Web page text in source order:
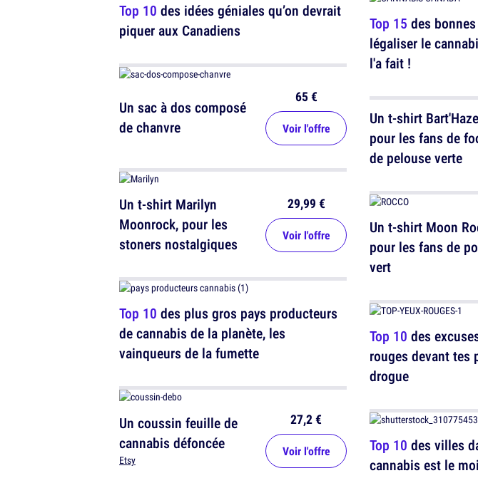
Top 10 des idées géniales qu’on devrait
piquer aux Canadiens
Un sac à dos composé
de chanvre
65 €
Voir l'offre
Un t-shirt Marilyn
Moonrock, pour les
stoners nostalgiques
29,99 €
Voir l'offre
Top 10 des plus gros pays producteurs
de cannabis de la planète, les
vainqueurs de la fumette
Un coussin feuille de
cannabis défoncée
Etsy
27,2 €
Voir l'offre
Top 15 des
légaliser le
l'a fait !
Un t-shirt
pour les fans de
de pelouse verte
Un t-shirt Moon
pour les fans de
vert
Top 10 des
rouges devant tes
drogue
Top 10 des villes
cannabis est le